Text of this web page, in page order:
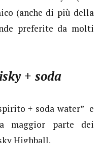
(anche di più della
preferite da molti
+ soda
+ soda water” e
parte dei
Highball.